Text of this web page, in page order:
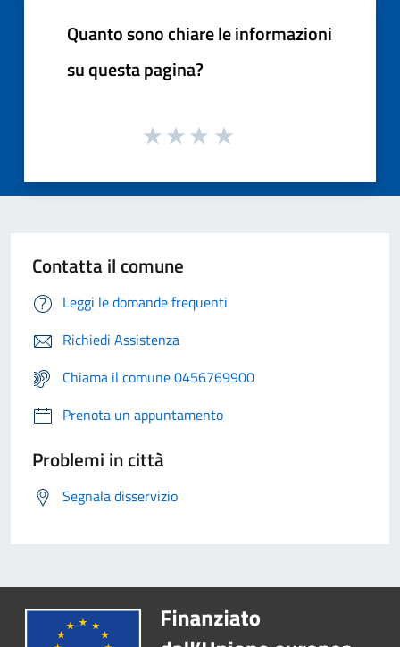
Quanto sono chiare le informazioni
su questa pagina?
Contatta il comune
Leggi le domande frequenti
Richiedi Assistenza
Chiama il comune 0456769900
Prenota un appuntamento
Problemi in città
Segnala disservizio